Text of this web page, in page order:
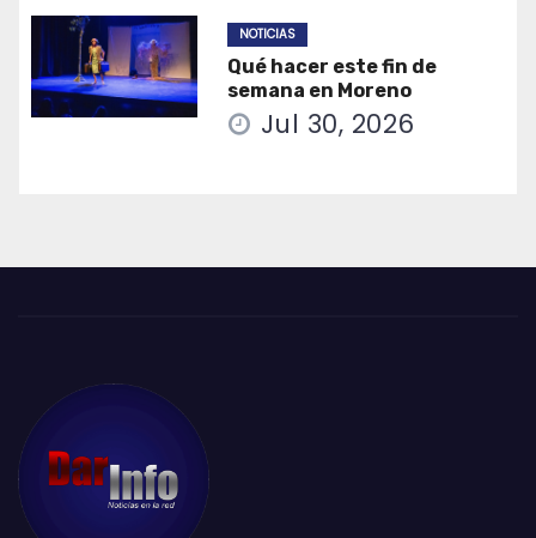
NOTICIAS
Qué hacer este fin de
semana en Moreno
Jul 30, 2026